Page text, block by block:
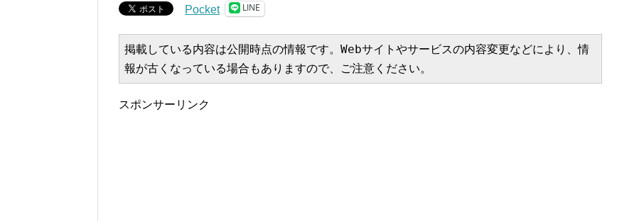
Pocket LINE
掲載している内容は公開時点の情報です。Webサイトやサービスの内容変更などにより、情
報が古くなっている場合もありますので、ご注意ください。
スポンサーリンク